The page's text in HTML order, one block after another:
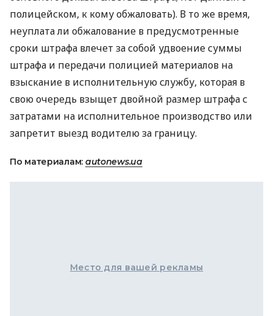
полицейском, к кому обжаловать). В то же время,
неуплата ли обжалование в предусмотренные
сроки штрафа влечет за собой удвоение суммы
штрафа и передачи полицией материалов на
взыскание в исполнительную службу, которая в
свою очередь взыщет двойной размер штрафа с
затратами на исполнительное производство или
запретит выезд водителю за границу.
По материалам: autonews.ua
Место для вашей рекламы